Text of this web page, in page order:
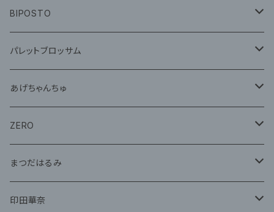
CD
グッズ
BIPOSTO
グッズ
パレットブロッサム
CD
グッズ
あげちゃんちゅ
グッズ
ZERO
グッズ
CD
まつだはるみ
CD
印田華奈